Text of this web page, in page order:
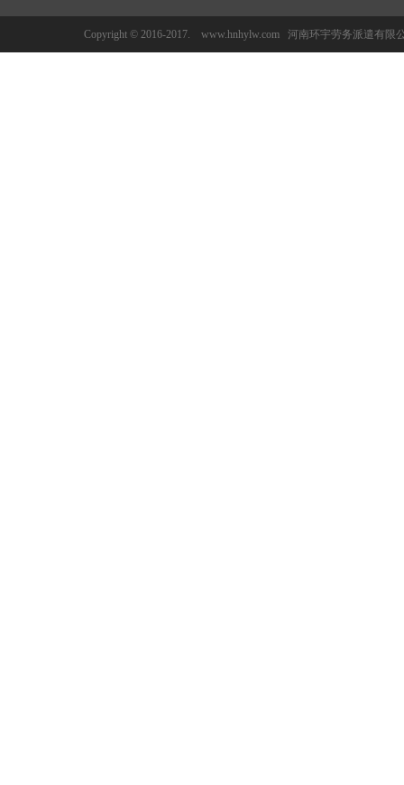
Copyright © 2016-2017. www.hnhylw.com 河南环宇劳务派遣有限